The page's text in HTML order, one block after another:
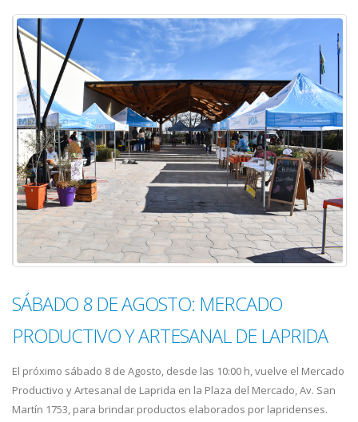
SÁBADO 8 DE AGOSTO: MERCADO
PRODUCTIVO Y ARTESANAL DE LAPRIDA
El próximo sábado 8 de Agosto, desde las 10:00 h, vuelve el Mercado
Productivo y Artesanal de Laprida en la Plaza del Mercado, Av. San
Martín 1753, para brindar productos elaborados por lapridenses.